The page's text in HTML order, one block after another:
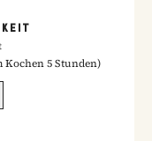
Kochen 5 Stunden)